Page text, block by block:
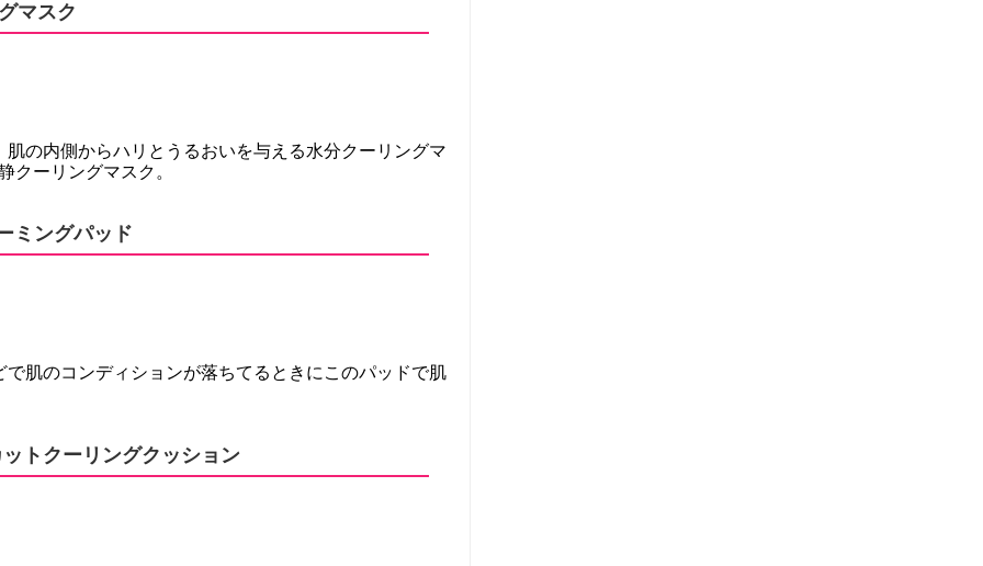
マスク
の内側からハリとうるおいを与える水分クーリングマ
クーリングマスク。
ミングパッド
肌のコンディションが落ちてるときにこのパッドで肌
トクーリングクッション